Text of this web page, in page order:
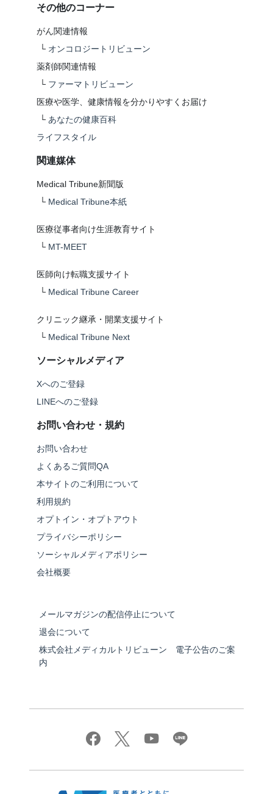
その他のコーナー
がん関連情報
└ オンコロジートリビューン
薬剤師関連情報
└ ファーマトリビューン
医療や医学、健康情報を分かりやすくお届け
└ あなたの健康百科
ライフスタイル
関連媒体
Medical Tribune新聞版
└ Medical Tribune本紙
医療従事者向け生涯教育サイト
└ MT-MEET
医師向け転職支援サイト
└ Medical Tribune Career
クリニック継承・開業支援サイト
└ Medical Tribune Next
ソーシャルメディア
Xへのご登録
LINEへのご登録
お問い合わせ・規約
お問い合わせ
よくあるご質問QA
本サイトのご利用について
利用規約
オプトイン・オプトアウト
プライバシーポリシー
ソーシャルメディアポリシー
会社概要
メールマガジンの配信停止について
退会について
株式会社メディカルトリビューン 電子公告のご案
内